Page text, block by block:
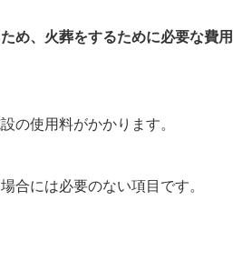
め、火葬をするために必要な費用
の使用料がかかります。
合には必要のない項目です。